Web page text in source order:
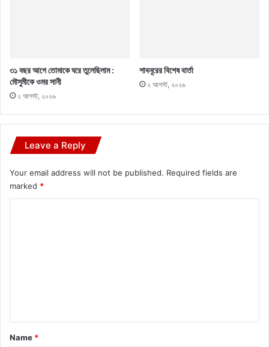
৩১ বছর আগে তোমাকে ঘরে তুলেছিলাম :
মৌসুমীকে ওমর সানী
২ আগস্ট, ২০২৬
শাবনূরের বিশেষ বার্তা
২ আগস্ট, ২০২৬
Leave a Reply
Your email address will not be published. Required fields are
marked *
*
Name *